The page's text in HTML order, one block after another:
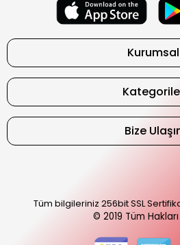
Kurumsal
Bize
Tüm bilgileriniz 256bit SSL
© 2019 Tüm Hakları